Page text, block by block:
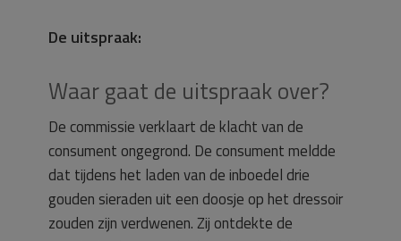
De uitspraak:
Waar gaat de uitspraak over?
De commissie verklaart de klacht van de
consument ongegrond. De consument meldde
dat tijdens het laden van de inboedel drie
gouden sieraden uit een doosje op het dressoir
zouden zijn verdwenen. Zij ontdekte de